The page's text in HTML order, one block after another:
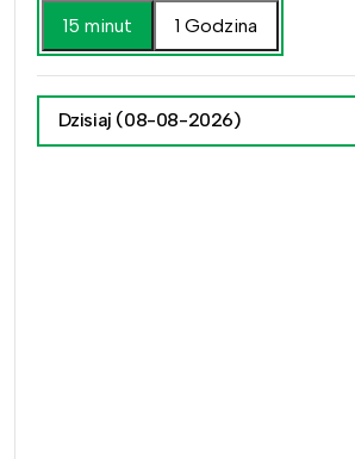
15 minut
1 Godzina
Dzisiaj (08-08-2026)